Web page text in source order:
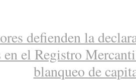
defienden la
en el Registro
blanqueo de